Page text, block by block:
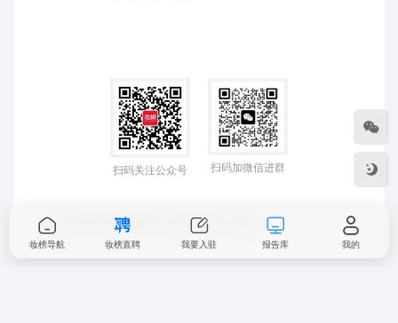
扫码关注公众号 扫码加微信进群
©2025 妆榜科技 版权所有 粤ICP备2024350757
妆榜导航 妆榜直聘 我要入驻 报告库 我的